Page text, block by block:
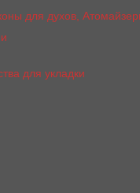
для духов,
для укладки